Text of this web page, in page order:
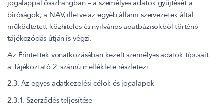
jogalappal összhangban – a személyes adatok gyűjtését a
bíróságok, a NAV, illetve az egyéb állami szervezetek által
működtetett közhiteles és nyilvános adatbázisokból történő
tájékozódás útján is végzi.
Az Érintettek vonatkozásában kezelt személyes adatok típusait
a Tájékoztató 2. számú melléklete részletezi.
2.3. Az egyes adatkezelési célok és jogalapok
2.3.1. Szerződés teljesítése